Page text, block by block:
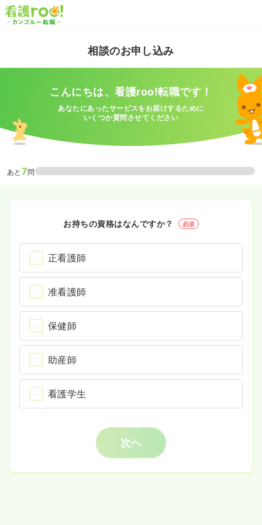
相談のお申し込み
こんにちは、看護roo!転職です！
あなたにあったサービスをお届けするために
いくつか質問させてください
あと 7問
お持ちの資格はなんですか？ 必須
正看護師
准看護師
保健師
助産師
看護学生
次へ